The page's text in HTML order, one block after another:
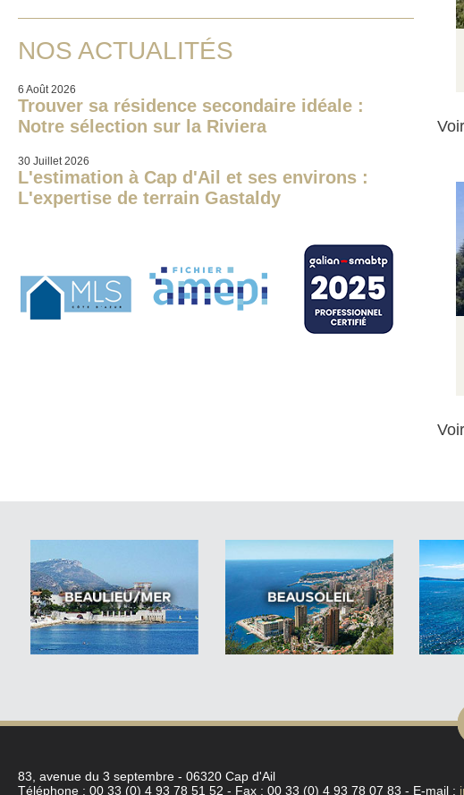
NOS ACTUALITÉS
6 Août 2026
Trouver sa résidence secondaire idéale :
Notre sélection sur la Riviera
30 Juillet 2026
L'estimation à Cap d'Ail et ses environs :
L'expertise de terrain Gastaldy
83, avenue du 3 septembre - 06320 Cap d'Ail
Téléphone : 00 33 (0) 4 93 78 51 52 - Fax : 00 33 (0) 4 93 78 07 83 - E-mail :